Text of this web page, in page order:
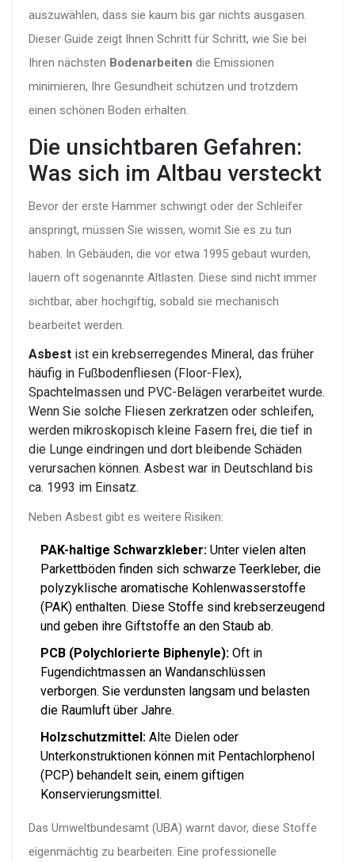
auszuwählen, dass sie kaum bis gar nichts ausgasen.
Dieser Guide zeigt Ihnen Schritt für Schritt, wie Sie bei
Ihren nächsten Bodenarbeiten die Emissionen
minimieren, Ihre Gesundheit schützen und trotzdem
einen schönen Boden erhalten.
Die unsichtbaren Gefahren:
Was sich im Altbau versteckt
Bevor der erste Hammer schwingt oder der Schleifer
anspringt, müssen Sie wissen, womit Sie es zu tun
haben. In Gebäuden, die vor etwa 1995 gebaut wurden,
lauern oft sogenannte Altlasten. Diese sind nicht immer
sichtbar, aber hochgiftig, sobald sie mechanisch
bearbeitet werden.
Asbest ist ein krebserregendes Mineral, das früher
häufig in Fußbodenfliesen (Floor-Flex),
Spachtelmassen und PVC-Belägen verarbeitet wurde.
Wenn Sie solche Fliesen zerkratzen oder schleifen,
werden mikroskopisch kleine Fasern frei, die tief in
die Lunge eindringen und dort bleibende Schäden
verursachen können. Asbest war in Deutschland bis
ca. 1993 im Einsatz.
Neben Asbest gibt es weitere Risiken:
PAK-haltige Schwarzkleber: Unter vielen alten
Parkettböden finden sich schwarze Teerkleber, die
polyzyklische aromatische Kohlenwasserstoffe
(PAK) enthalten. Diese Stoffe sind krebserzeugend
und geben ihre Giftstoffe an den Staub ab.
PCB (Polychlorierte Biphenyle): Oft in
Fugendichtmassen an Wandanschlüssen
verborgen. Sie verdunsten langsam und belasten
die Raumluft über Jahre.
Holzschutzmittel: Alte Dielen oder
Unterkonstruktionen können mit Pentachlorphenol
(PCP) behandelt sein, einem giftigen
Konservierungsmittel.
Das Umweltbundesamt (UBA) warnt davor, diese Stoffe
eigenmächtig zu bearbeiten. Eine professionelle